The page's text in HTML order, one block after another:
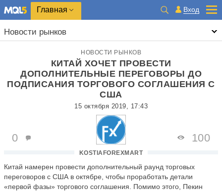
Главная Вход
Новости рынков
НОВОСТИ РЫНКОВ
КИТАЙ ХОЧЕТ ПРОВЕСТИ
ДОПОЛНИТЕЛЬНЫЕ ПЕРЕГОВОРЫ ДО
ПОДПИСАНИЯ ТОРГОВОГО СОГЛАШЕНИЯ С
США
15 октября 2019, 17:43
KOSTIAFOREXMART
0 100
Китай намерен провести дополнительный раунд торговых
переговоров с США в октябре, чтобы проработать детали
«первой фазы» торгового соглашения. Помимо этого, Пекин